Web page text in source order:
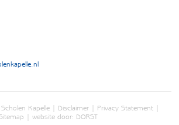
Kapelle | Disclaimer Privacy Statement
| website door: DORST